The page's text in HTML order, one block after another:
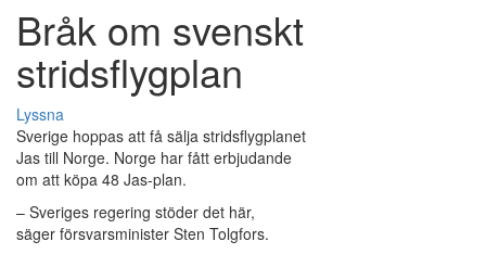
Bråk om svenskt
stridsflygplan
Lyssna
Sverige hoppas att få sälja stridsflygplanet
Jas till Norge. Norge har fått erbjudande
om att köpa 48 Jas-plan.
– Sveriges regering stöder det här,
säger försvarsminister Sten Tolgfors.